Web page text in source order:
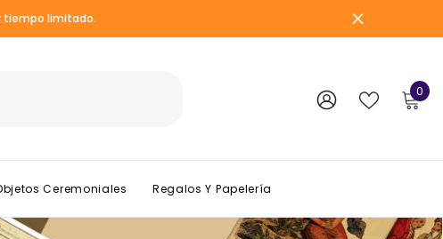
tiempo limitado.
0 0
Ceremoniales Regalos Y Papelería